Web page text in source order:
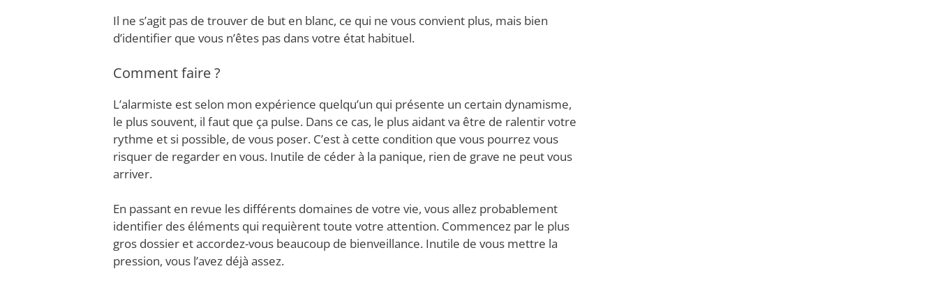
Il ne s’agit pas de trouver de but en blanc, ce qui ne vous convient plus, mais bien
d’identifier que vous n’êtes pas dans votre état habituel.
Comment faire ?
L’alarmiste est selon mon expérience quelqu’un qui présente un certain dynamisme,
le plus souvent, il faut que ça pulse. Dans ce cas, le plus aidant va être de ralentir votre
rythme et si possible, de vous poser. C’est à cette condition que vous pourrez vous
risquer de regarder en vous. Inutile de céder à la panique, rien de grave ne peut vous
arriver.
En passant en revue les différents domaines de votre vie, vous allez probablement
identifier des éléments qui requièrent toute votre attention. Commencez par le plus
gros dossier et accordez-vous beaucoup de bienveillance. Inutile de vous mettre la
pression, vous l’avez déjà assez.